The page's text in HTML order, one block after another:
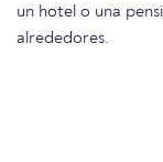
un hotel o una
alrededores.